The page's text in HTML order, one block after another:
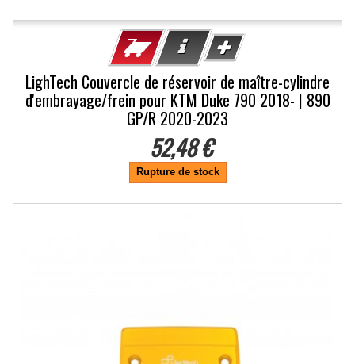
LighTech Couvercle de réservoir de maître-cylindre
d'embrayage/frein pour KTM Duke 790 2018- | 890
GP/R 2020-2023
52,48 €
Rupture de stock